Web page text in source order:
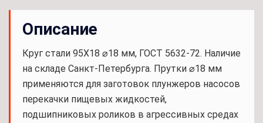
Описание
Круг стали 95Х18 ⌀18 мм, ГОСТ 5632-72. Наличие
на складе Санкт-Петербурга. Прутки ⌀18 мм
применяются для заготовок плунжеров насосов
перекачки пищевых жидкостей,
подшипниковых роликов в агрессивных средах